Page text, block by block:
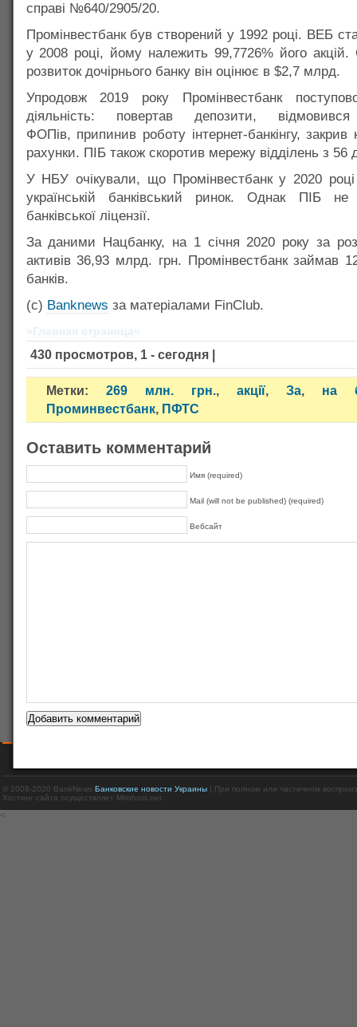
справі №640/2905/20.
Промінвестбанк був створений у 1992 році. ВЕБ
у 2008 році, йому належить 99,7726% його акцій.
розвиток дочірнього банку він оцінює в $2,7 млрд.
Упродовж 2019 року Промінвестбанк
діяльність: повертав депозити, відмовився
ФОПів, припинив роботу інтернет-банкінгу, закрив
рахунки. ПІБ також скоротив мережу відділень з 56
У НБУ очікували, що Промінвестбанк у 2020
українській банківський ринок. Однак ПІБ не
банківської ліцензії.
За даними Нацбанку, на 1 січня 2020 року за
активів 36,93 млрд. грн. Промінвестбанк займав
банків.
(с) Banknews за матеріалами FinClub.
»Главная страница«
430 просмотров, 1 - сегодня |
Метки: 269 млн. грн., акції, За, на
Проминвестбанк, ПФТС
Оставить комментарий
Имя (required)
Mail (will not be published) (required)
Вебсайт
© 2008-2020 BankNews Банковские новости Украины| При полном или частичном
Хостинг сайта осуществляет Mirohost.net.
<